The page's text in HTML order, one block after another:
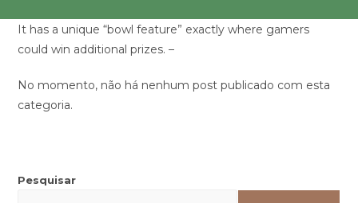
It has a unique “bowl feature” exactly where gamers
could win additional prizes. –
No momento, não há nenhum post publicado com esta
categoria.
Pesquisar